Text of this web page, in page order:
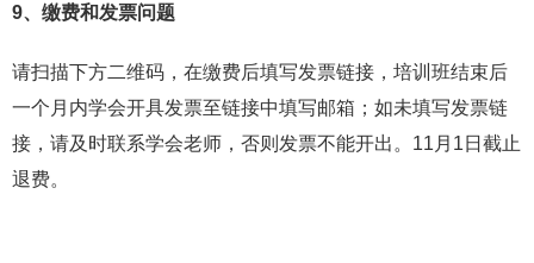
9、缴费和发票问题
请扫描下方二维码，在缴费后填写发票链接，培训班结束后
一个月内学会开具发票至链接中填写邮箱；如未填写发票链
接，请及时联系学会老师，否则发票不能开出。11月1日截止
退费。